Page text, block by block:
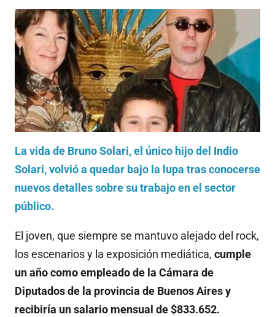
La vida de Bruno Solari, el único hijo del Indio
Solari, volvió a quedar bajo la lupa tras conocerse
nuevos detalles sobre su trabajo en el sector
público.
El joven, que siempre se mantuvo alejado del rock,
los escenarios y la exposición mediática, cumple
un año como empleado de la Cámara de
Diputados de la provincia de Buenos Aires y
recibiría un salario mensual de $833.652.